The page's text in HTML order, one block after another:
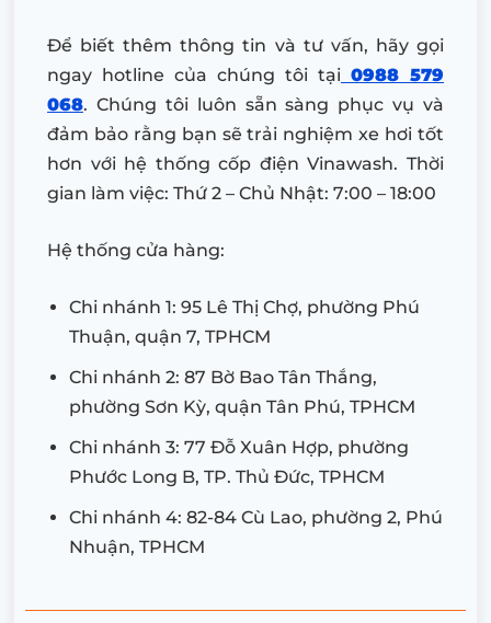
Để biết thêm thông tin và tư vấn, hãy gọi
ngay hotline của chúng tôi tại 0988 579
068. Chúng tôi luôn sẵn sàng phục vụ và
đảm bảo rằng bạn sẽ trải nghiệm xe hơi tốt
hơn với hệ thống cốp điện Vinawash. Thời
gian làm việc: Thứ 2 – Chủ Nhật: 7:00 – 18:00
Hệ thống cửa hàng:
Chi nhánh 1: 95 Lê Thị Chợ, phường Phú
Thuận, quận 7, TPHCM
Chi nhánh 2: 87 Bờ Bao Tân Thắng,
phường Sơn Kỳ, quận Tân Phú, TPHCM
Chi nhánh 3: 77 Đỗ Xuân Hợp, phường
Phước Long B, TP. Thủ Đức, TPHCM
Chi nhánh 4: 82-84 Cù Lao, phường 2, Phú
Nhuận, TPHCM